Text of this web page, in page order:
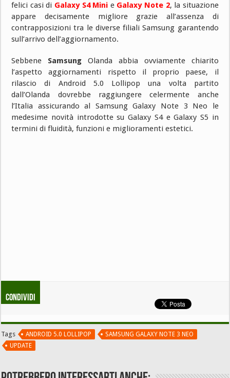
felici casi di Galaxy S4 Mini e Galaxy Note 2, la situazione
appare decisamente migliore grazie all’assenza di
contrapposizioni tra le diverse filiali Samsung garantendo
sull’arrivo dell’aggiornamento.
Sebbene Samsung Olanda abbia ovviamente chiarito
l’aspetto aggiornamenti rispetto il proprio paese, il
rilascio di Android 5.0 Lollipop una volta partito
dall’Olanda dovrebbe raggiungere celermente anche
l’Italia assicurando al Samsung Galaxy Note 3 Neo le
medesime novità introdotte su Galaxy S4 e Galaxy S5 in
termini di fluidità, funzioni e miglioramenti estetici.
Condividi
Tags ANDROID 5.0 LOLLIPOP
SAMSUNG GALAXY NOTE 3 NEO
UPDATE